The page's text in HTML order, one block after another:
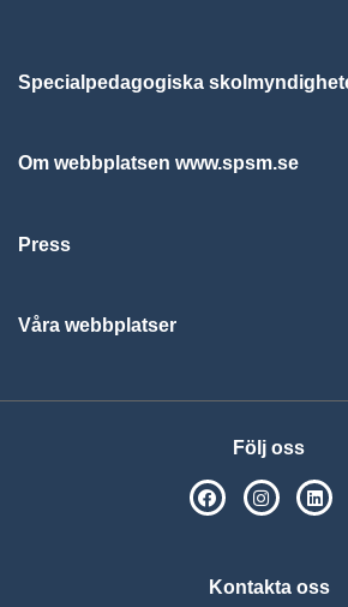
Specialpedagogiska
Om webbplatsen www.spsm.se
Press
Våra webbplatser
Följ oss
SPSM påSPSM
Kontakta oss